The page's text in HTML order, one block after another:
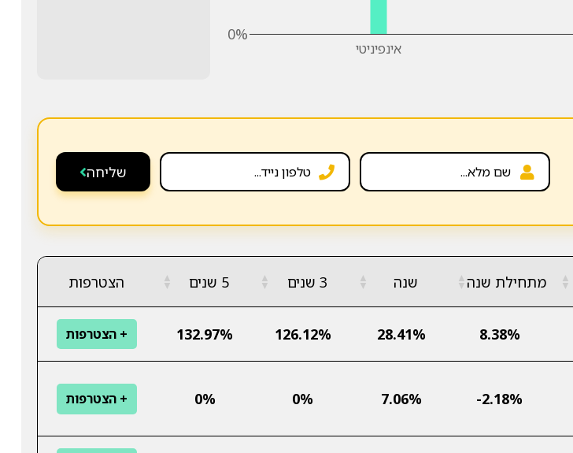
אינפיניטי
0%
שליחה
▲
▼ מתחילת שנה▲
▼ שנה ▲
▼ 3 שנים ▲
▼ 5 שנים ▲
▼ הצטרפות
8.38%
28.41%
126.12%
132.97% + הצטרפות
-2.18%
7.06%
0%
0% + הצטרפות